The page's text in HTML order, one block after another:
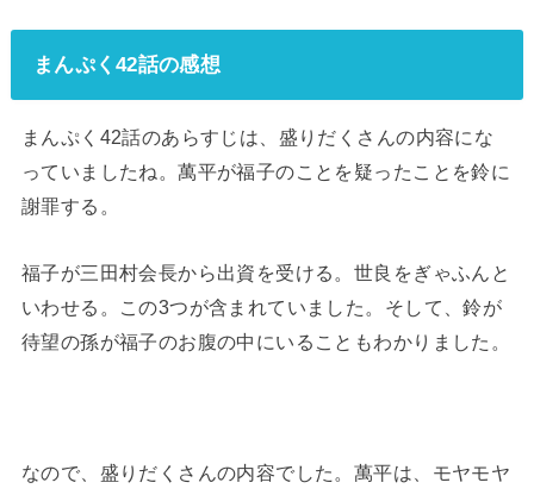
まんぷく42話の感想
まんぷく42話のあらすじは、盛りだくさんの内容にな
っていましたね。萬平が福子のことを疑ったことを鈴に
謝罪する。
福子が三田村会長から出資を受ける。世良をぎゃふんと
いわせる。この3つが含まれていました。そして、鈴が
待望の孫が福子のお腹の中にいることもわかりました。
なので、盛りだくさんの内容でした。萬平は、モヤモヤ